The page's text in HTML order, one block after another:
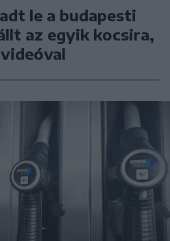
le a budapesti
az egyik kocsira,